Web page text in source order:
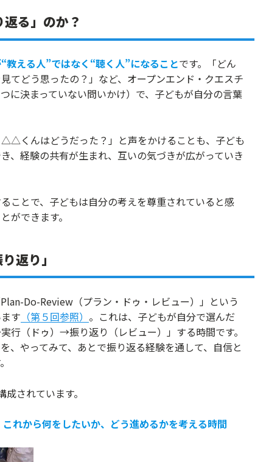
る」のか？
教える人”ではなく“聴く人”になることです。「どん
てどう思ったの？」など、オープンエンド・クエスチ
に決まっていない問いかけ）で、子どもが自分の言葉
△△くんはどうだった？」と声をかけることも、子ども
、経験の共有が生まれ、互いの気づきが広がっていき
ことで、子どもは自分の考えを尊重されていると感
ができます。
返り」
Do-Review（プラン・ドゥ・レビュー）」という
す （第５回参照） 。これは、子どもが自分で選んだ
行（ドゥ）→振り返り（レビュー）」する時間です。
、やってみて、あとで振り返る経験を通して、自信と
されています。
れから何をしたいか、どう進めるかを考える時間